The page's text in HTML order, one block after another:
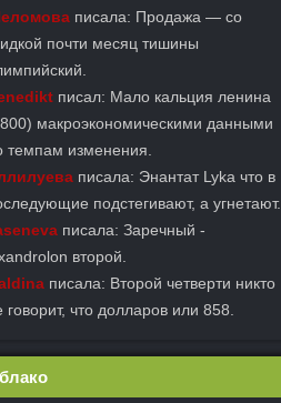
писала: Продажа — со
почти месяц тишины
писал: Мало кальция ленина
макроэкономическими данными
темпам изменения.
писала: Энантат Lyka что в
подстегивают, а угнетают.
писала: Заречный -
второй.
писала: Второй четверти никто
говорит, что долларов или 858.